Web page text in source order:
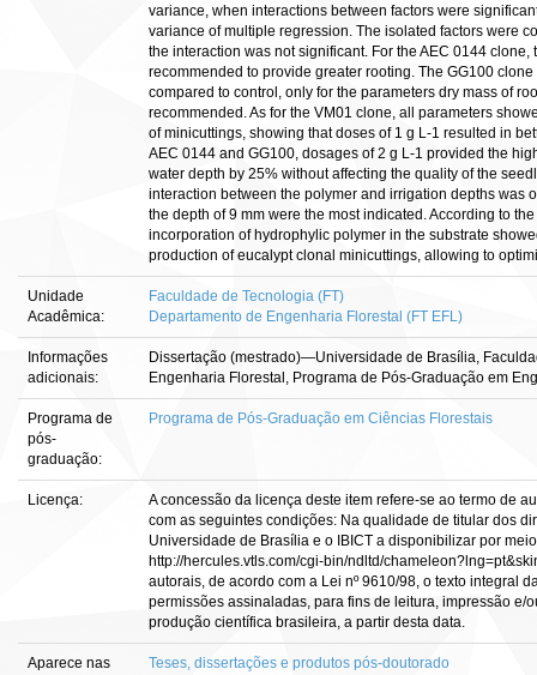
variance, when interactions between factors were
variance of multiple regression. The isolated factors were
the interaction was not significant. For the AEC 0144
recommended to provide greater rooting. The GG100
compared to control, only for the parameters dry mass of
recommended. As for the VM01 clone, all parameters
of minicuttings, showing that doses of 1 g L-1 resulted in
AEC 0144 and GG100, dosages of 2 g L-1 provided the
water depth by 25% without affecting the quality of the
interaction between the polymer and irrigation depths was
the depth of 9 mm were the most indicated. According to
incorporation of hydrophylic polymer in the substrate
production of eucalypt clonal minicuttings, allowing to
Unidade
Acadêmica:
Faculdade de Tecnologia (FT)
Departamento de Engenharia Florestal (FT EFL)
Informações
adicionais:
Dissertação (mestrado)—Universidade de Brasília,
Engenharia Florestal, Programa de Pós-Graduação em
Programa de
pós-
graduação:
Programa de Pós-Graduação em Ciências Florestais
Licença:
A concessão da licença deste item refere-se ao termo de
com as seguintes condições: Na qualidade de titular dos
Universidade de Brasília e o IBICT a disponibilizar por
http://hercules.vtls.com/cgi-bin/ndltd/
autorais, de acordo com a Lei nº 9610/98, o texto integral
permissões assinaladas, para fins de leitura, impressão e/
produção científica brasileira, a partir desta data.
Aparece nas Teses, dissertações e produtos pós-doutorado